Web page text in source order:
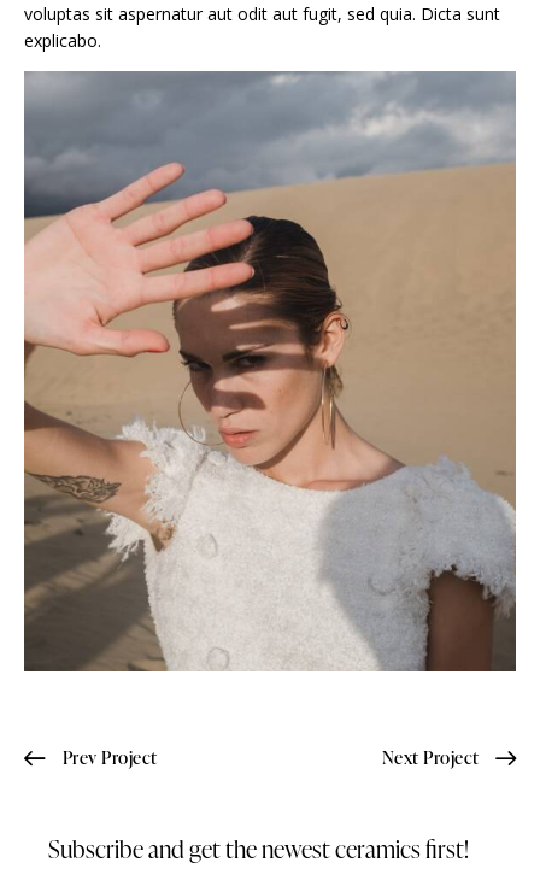
voluptas sit aspernatur aut odit aut fugit, sed quia. Dicta sunt
explicabo.
Prev Project Next Project
Subscribe and get the newestceramics first!